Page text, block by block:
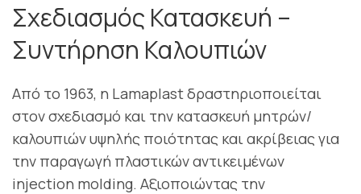
Σχεδιασμός Κατασκευή –
Συντήρηση Καλουπιών
Από το 1963, η Lamaplast δραστηριοποιείται
στον σχεδιασμό και την κατασκευή μητρών/
καλουπιών υψηλής ποιότητας και ακρίβειας για
την παραγωγή πλαστικών αντικειμένων
injection molding. Αξιοποιώντας την